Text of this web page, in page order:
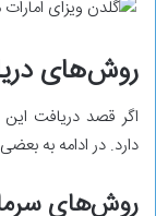
روش‌های
اگر قصد دریافت این
دارد. در ادامه به
روش‌های